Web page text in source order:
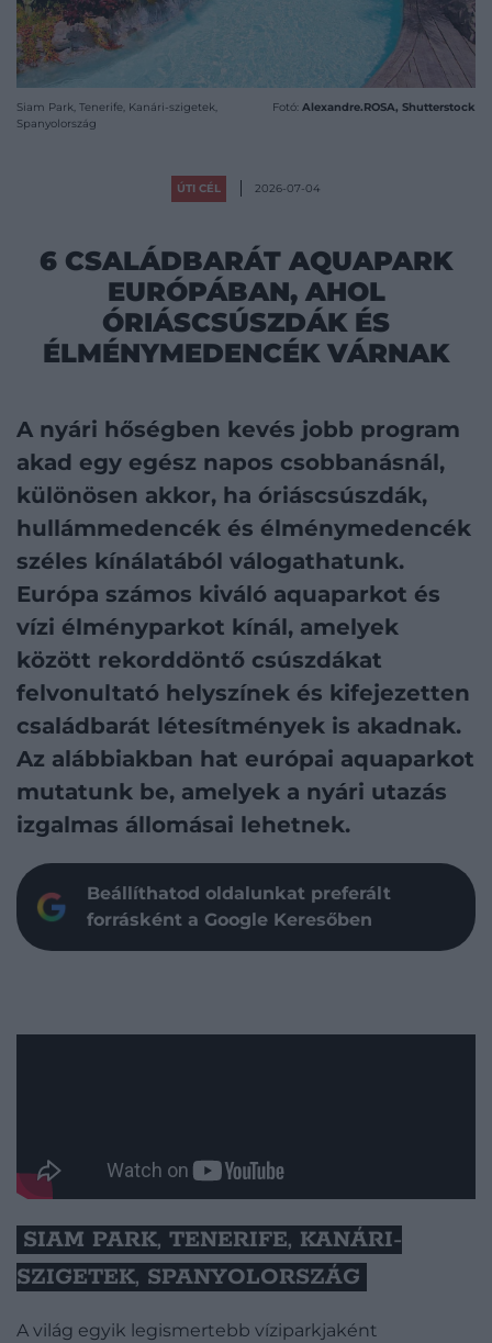
Siam Park, Tenerife, Kanári-szigetek,
Spanyolország
Fotó: Alexandre.ROSA, Shutterstock
ÚTI CÉL 2026-07-04
6 CSALÁDBARÁT AQUAPARK
EURÓPÁBAN, AHOL
ÓRIÁSCSÚSZDÁK ÉS
ÉLMÉNYMEDENCÉK VÁRNAK
A nyári hőségben kevés jobb program
akad egy egész napos csobbanásnál,
különösen akkor, ha óriáscsúszdák,
hullámmedencék és élménymedencék
széles kínálatából válogathatunk.
Európa számos kiváló aquaparkot és
vízi élményparkot kínál, amelyek
között rekorddöntő csúszdákat
felvonultató helyszínek és kifejezetten
családbarát létesítmények is akadnak.
Az alábbiakban hat európai aquaparkot
mutatunk be, amelyek a nyári utazás
izgalmas állomásai lehetnek.
Beállíthatod oldalunkat preferált
forrásként a Google Keresőben
SIAM PARK, TENERIFE, KANÁRI-
SZIGETEK, SPANYOLORSZÁG
A világ egyik legismertebb víziparkjaként